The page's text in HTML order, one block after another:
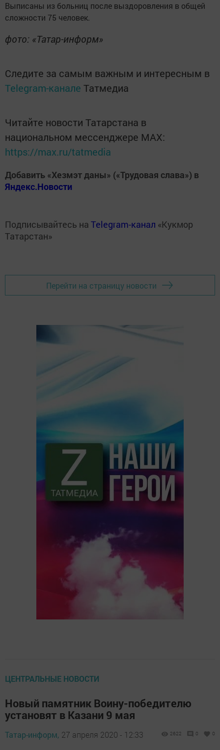
Выписаны из больниц после выздоровления в общей
сложности 75 человек.
фото: «Татар-информ»
Следите за самым важным и интересным в
Telegram-канале Татмедиа
Читайте новости Татарстана в
национальном мессенджере MАХ:
https://max.ru/tatmedia
Добавить «Хезмэт даны» («Трудовая слава») в
Яндекс.Новости
Подписывайтесь на Telegram-канал «Кукмор
Татарстан»
Перейти на страницу новости
ЦЕНТРАЛЬНЫЕ НОВОСТИ
Новый памятник Воину-победителю
установят в Казани 9 мая
Татар-информ, 27 апреля 2020 - 12:33 2622 0 0